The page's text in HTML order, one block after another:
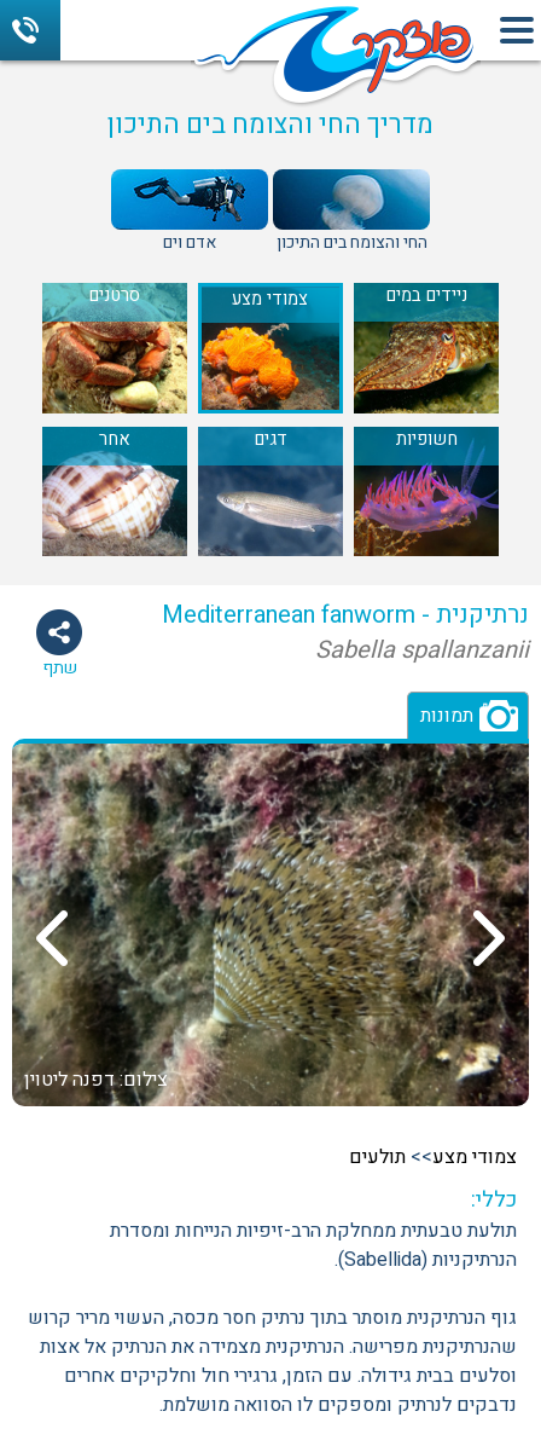
מדריך החי והצומח בים התיכון
החי והצומח בים התיכון אדם וים
ניידים במים צמודי מצע סרטנים
חשופיות דגים אחר
שתף
נרתיקנית - Mediterranean fanworm
Sabella spallanzanii
תמונות
צילום: דפנה ליטוין
צמודי מצע>> תולעים
כללי:
תולעת טבעתית ממחלקת הרב-זיפיות הנייחות ומסדרת
הנרתיקניות (Sabellida).
גוף הנרתיקנית מוסתר בתוך נרתיק חסר מכסה, העשוי מריר קרוש
שהנרתיקנית מפרישה. הנרתיקנית מצמידה את הנרתיק אל אצות
וסלעים בבית גידולה. עם הזמן, גרגירי חול וחלקיקים אחרים
נדבקים לנרתיק ומספקים לו הסוואה מושלמת.